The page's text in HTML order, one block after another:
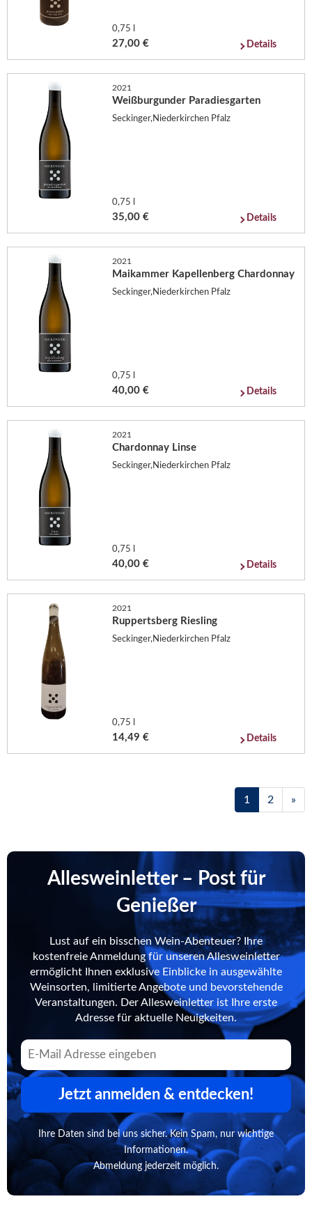
0,75 l
27,00 € Details
2021
Weißburgunder Paradiesgarten
Seckinger,Niederkirchen Pfalz
0,75 l
35,00 € Details
2021
Maikammer Kapellenberg Chardonnay
Seckinger,Niederkirchen Pfalz
0,75 l
40,00 € Details
2021
Chardonnay Linse
Seckinger,Niederkirchen Pfalz
0,75 l
40,00 € Details
2021
Ruppertsberg Riesling
Seckinger,Niederkirchen Pfalz
0,75 l
14,49 € Details
1 2 »
Allesweinletter – Post für
Genießer
Lust auf ein bisschen Wein-Abenteuer? Ihre
kostenfreie Anmeldung für unseren Allesweinletter
ermöglicht Ihnen exklusive Einblicke in ausgewählte
Weinsorten, limitierte Angebote und bevorstehende
Veranstaltungen. Der Allesweinletter ist Ihre erste
Adresse für aktuelle Neuigkeiten.
Jetzt anmelden & entdecken!
Ihre Daten sind bei uns sicher. Kein Spam, nur wichtige
Informationen.
Abmeldung jederzeit möglich.